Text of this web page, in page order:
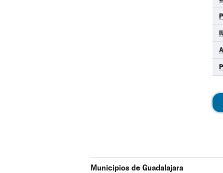
Municipios de Guadalajara